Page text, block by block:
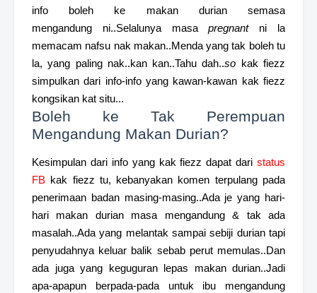
info boleh ke makan durian semasa
mengandung ni..Selalunya masapregnantni la
memacam nafsu nak makan..Menda yang tak boleh tu
la, yang paling nak..kan kan..Tahu dah..so kak fiezz
simpulkan dari info-info yang kawan-kawan kak fiezz
kongsikan kat situ...
Boleh ke Tak Perempuan
Mengandung Makan Durian?
Kesimpulan dari info yang kak fiezz dapat dari status
FB kak fiezz tu, kebanyakan komen terpulang pada
penerimaan badan masing-masing..Ada je yang hari-
hari makan durian masa mengandung & tak ada
masalah..Ada yang melantak sampai sebiji durian tapi
penyudahnya keluar balik sebab perut memulas..Dan
ada juga yang keguguran lepas makan durian..Jadi
apa-apapun berpada-pada untuk ibu mengandung